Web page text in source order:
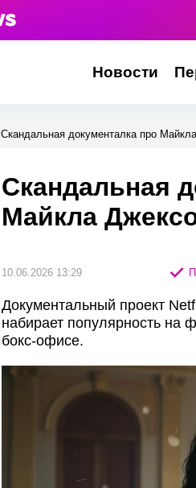
Новости
Скандальная документалка про
Скандальная
Майкла
10.06.2026 13:29
Документальный проект
набирает популярность на
бокс-офисе.